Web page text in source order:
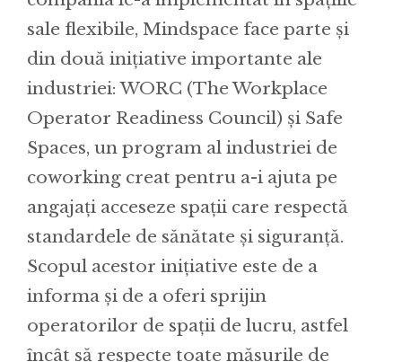
sale flexibile, Mindspace face parte și
din două inițiative importante ale
industriei: WORC (The Workplace
Operator Readiness Council) și Safe
Spaces, un program al industriei de
coworking creat pentru a-i ajuta pe
angajați acceseze spații care respectă
standardele de sănătate și siguranță.
Scopul acestor inițiative este de a
informa și de a oferi sprijin
operatorilor de spații de lucru, astfel
încât să respecte toate măsurile de